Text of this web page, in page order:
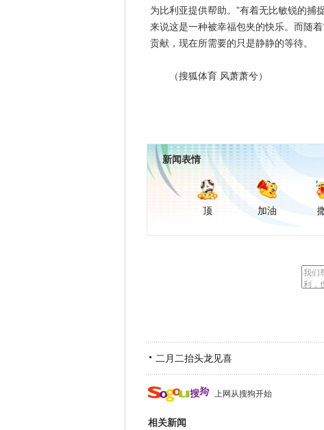
为比利亚提供帮助。”有着无比敏锐的捕
来说这是一种被幸福包夹的快乐。而随
贡献，现在所需要的只是静静的等待。
（搜狐体育 风萧萧兮）
新闻表情
顶 加油
二月二抬头龙见喜
上网从搜狗开始
相关新闻